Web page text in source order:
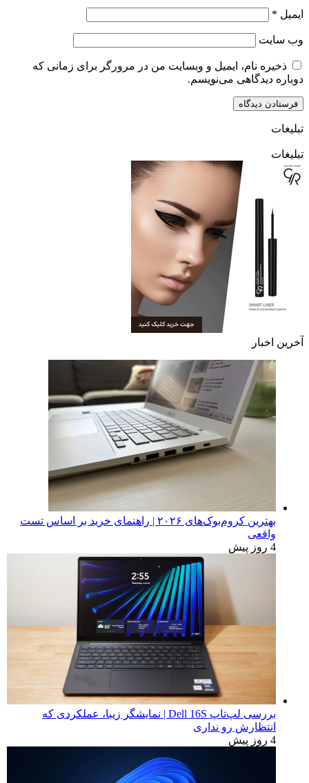
ایمیل *
وب‌ سایت
ذخیره نام، ایمیل و وبسایت من در مرورگر برای زمانی که
دوباره دیدگاهی می‌نویسم.
تبلیغات